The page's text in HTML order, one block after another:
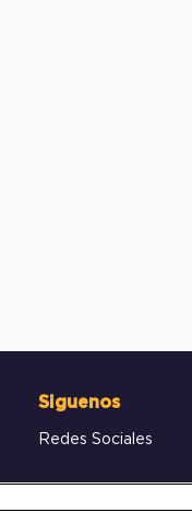
Siguenos
Redes Sociales